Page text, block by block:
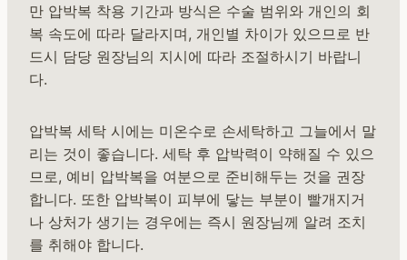
만 압박복 착용 기간과 방식은 수술 범위와 개인의 회
복 속도에 따라 달라지며, 개인별 차이가 있으므로 반
드시 담당 원장님의 지시에 따라 조절하시기 바랍니
다.
압박복 세탁 시에는 미온수로 손세탁하고 그늘에서 말
리는 것이 좋습니다. 세탁 후 압박력이 약해질 수 있으
므로, 예비 압박복을 여분으로 준비해두는 것을 권장
합니다. 또한 압박복이 피부에 닿는 부분이 빨개지거
나 상처가 생기는 경우에는 즉시 원장님께 알려 조치
를 취해야 합니다.